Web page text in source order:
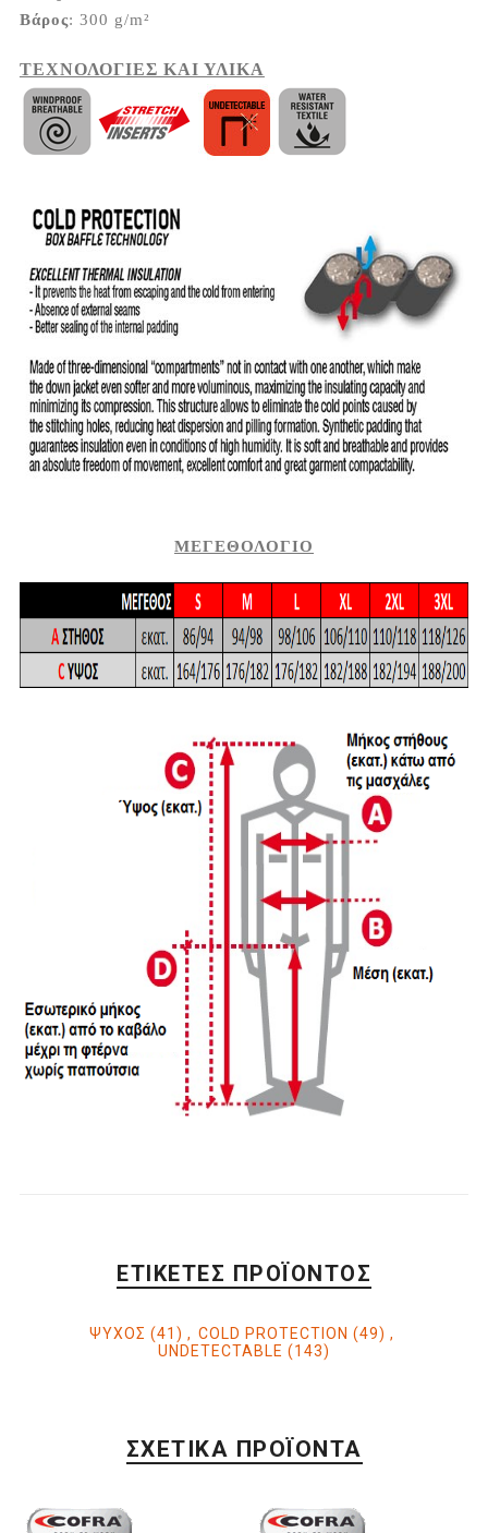
Βάρος: 300 g/m²
ΤΕΧΝΟΛΟΓΙΕΣ ΚΑΙ ΥΛΙΚΑ
ΜΕΓΕΘΟΛΟΓΙΟ
ΕΤΙΚΈΤΕΣ ΠΡΟΪΌΝΤΟΣ
ΨΥΧΟΣ (41) , COLD PROTECTION (49) ,
UNDETECTABLE (143)
ΣΧΕΤΙΚΆ ΠΡΟΪΌΝΤΑ